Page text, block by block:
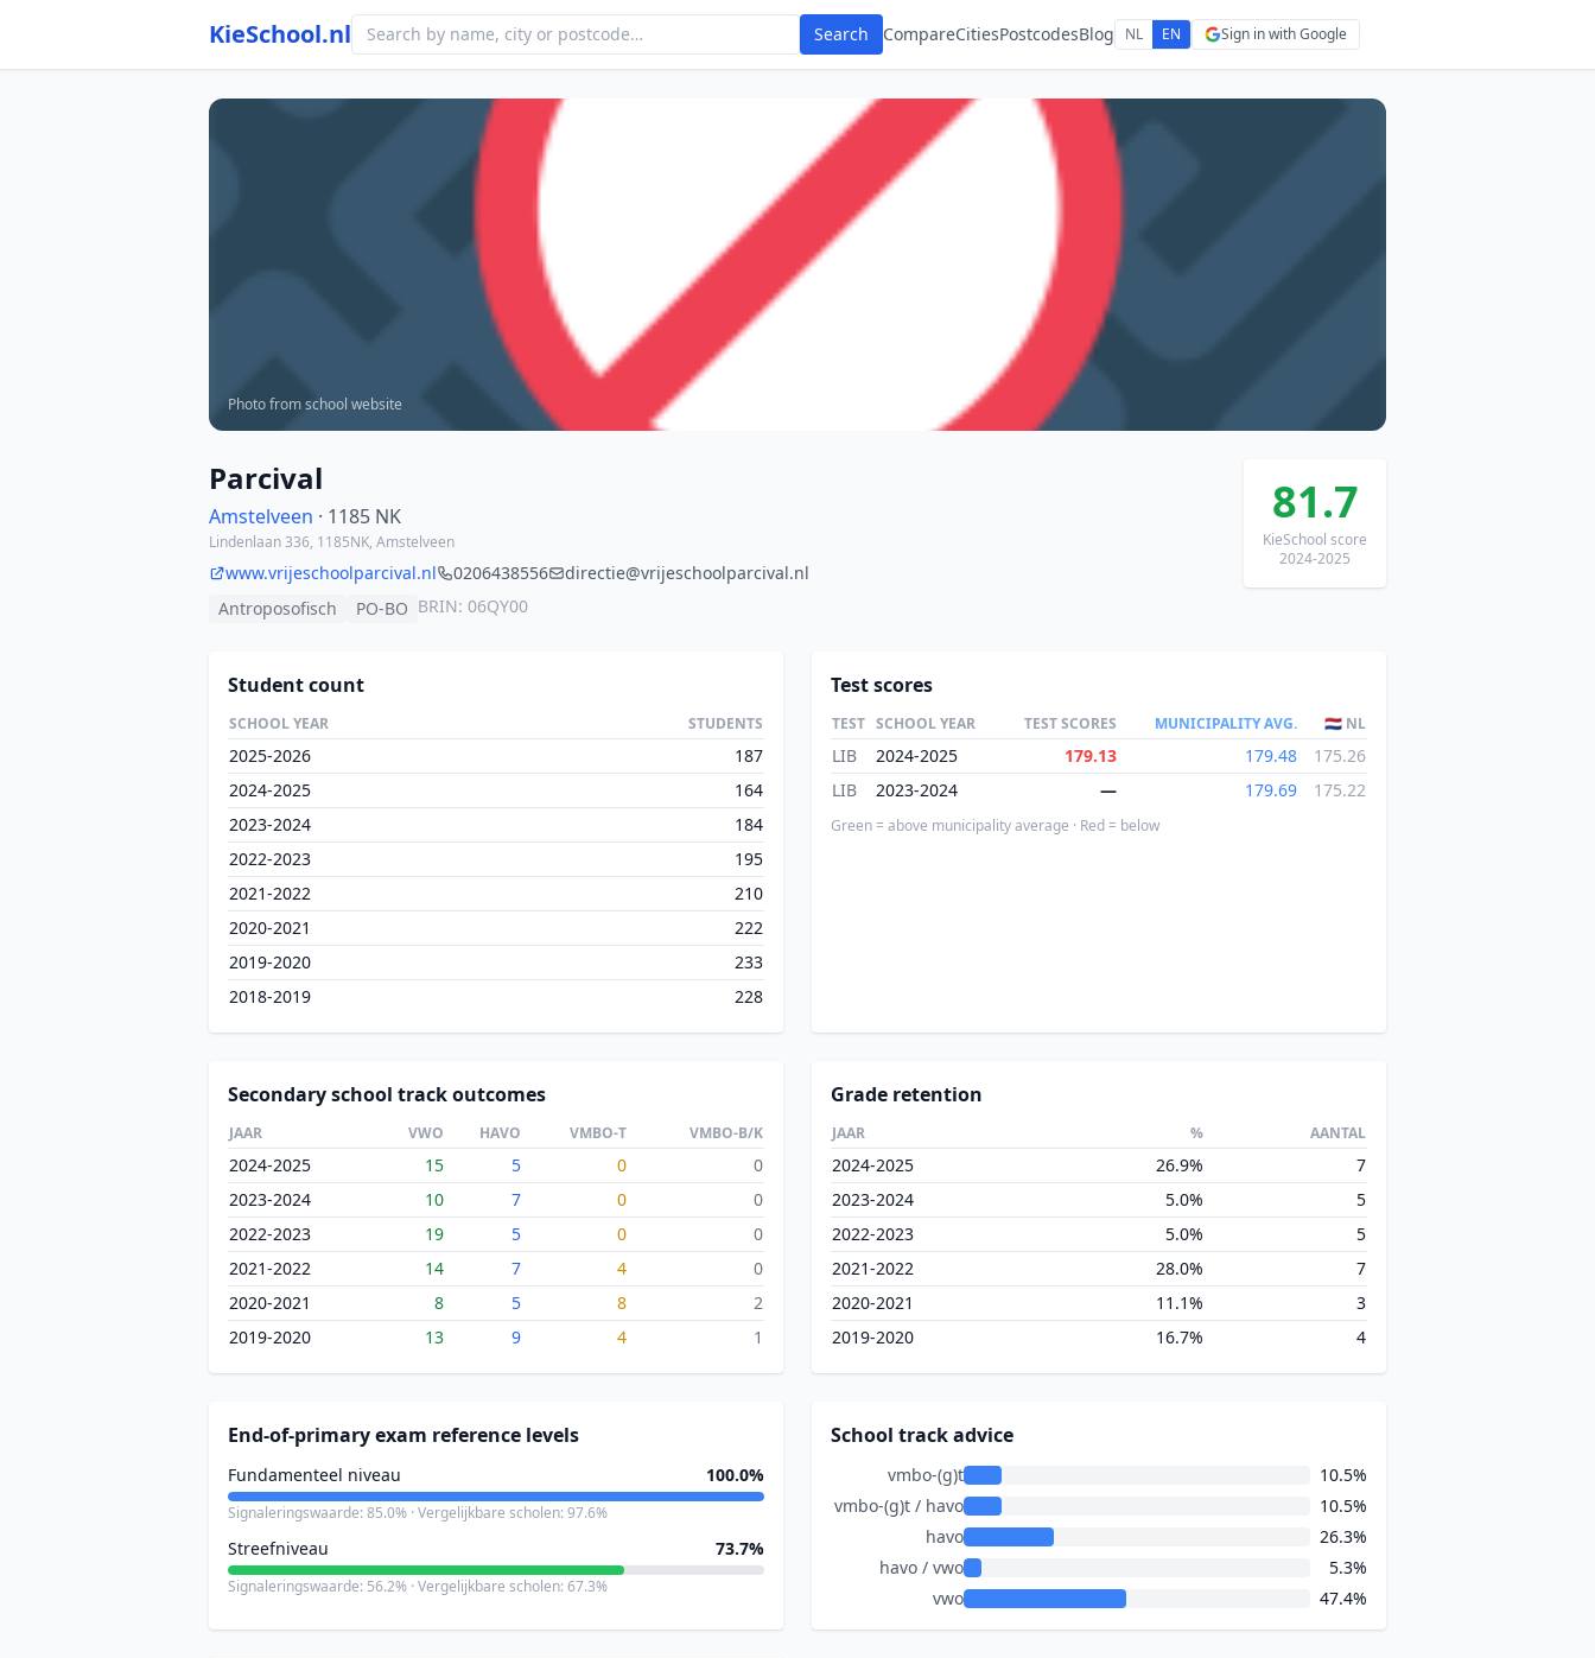
KieSchool.nl Search CompareCitiesPostcodesBlog NL EN Sign in with Google
Photo from school website
Parcival
Amstelveen · 1185 NK
Lindenlaan 336, 1185NK, Amstelveen
www.vrijeschoolparcival.nl 0206438556
directie@vrijeschoolparcival.nl
Antroposofisch
PO-BO BRIN: 06QY00
81.7
KieSchool score
2024-2025
Student count
SCHOOL YEAR STUDENTS
2025-2026
187
2024-2025
164
2023-2024
184
2022-2023
195
2021-2022
210
2020-2021
222
2019-2020
233
2018-2019
228
Test scores
TEST SCHOOL YEAR TEST SCORES MUNICIPALITY AVG. 🇳🇱 NL
LIB 2024-2025 179.13 179.48
175.26
LIB
2023-2024 — 179.69 175.22
Green = above municipality average · Red = below
Secondary school track outcomes
JAAR VWO HAVO VMBO-T VMBO-B/K
2024-2025 15 5 0
0
2023-2024
10 7 0
0
2022-2023
19 5 0
0
2021-2022
14 7 4
0
2020-2021
8 5 8
2
2019-2020
13 9 4 1
Grade retention
JAAR % AANTAL
2024-2025 26.9%
7
2023-2024
5.0%
5
2022-2023
5.0%
5
2021-2022
28.0%
7
2020-2021
11.1%
3
2019-2020
16.7% 4
End-of-primary exam reference levels
Fundamenteel niveau 100.0%
Signaleringswaarde: 85.0% · Vergelijkbare scholen: 97.6%
Streefniveau 73.7%
Signaleringswaarde: 56.2% · Vergelijkbare scholen: 67.3%
School track advice
vmbo-(g)t
10.5%
vmbo-(g)t / havo
10.5%
havo
26.3%
havo / vwo
5.3%
vwo
47.4%